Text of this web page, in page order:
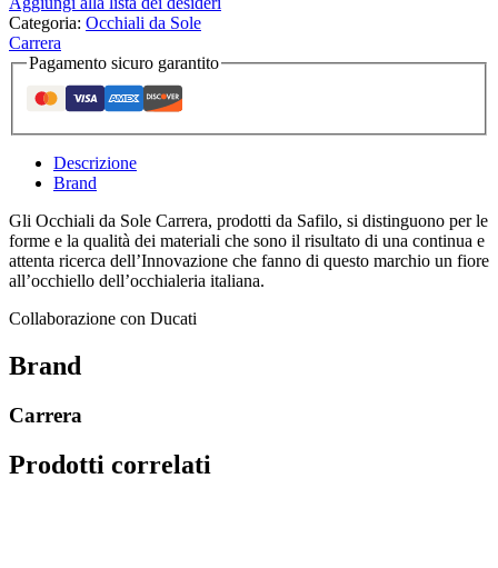
Categoria: Occhiali da Sole
Carrera
Pagamento sicuro garantito
Descrizione
Brand
Gli Occhiali da Sole Carrera, prodotti da Safilo, si distinguono per le
forme e la qualità dei materiali che sono il risultato di una continua e
attenta ricerca dell’Innovazione che fanno di questo marchio un fiore
all’occhiello dell’occhialeria italiana.
Collaborazione con Ducati
Brand
Carrera
Prodotti correlati